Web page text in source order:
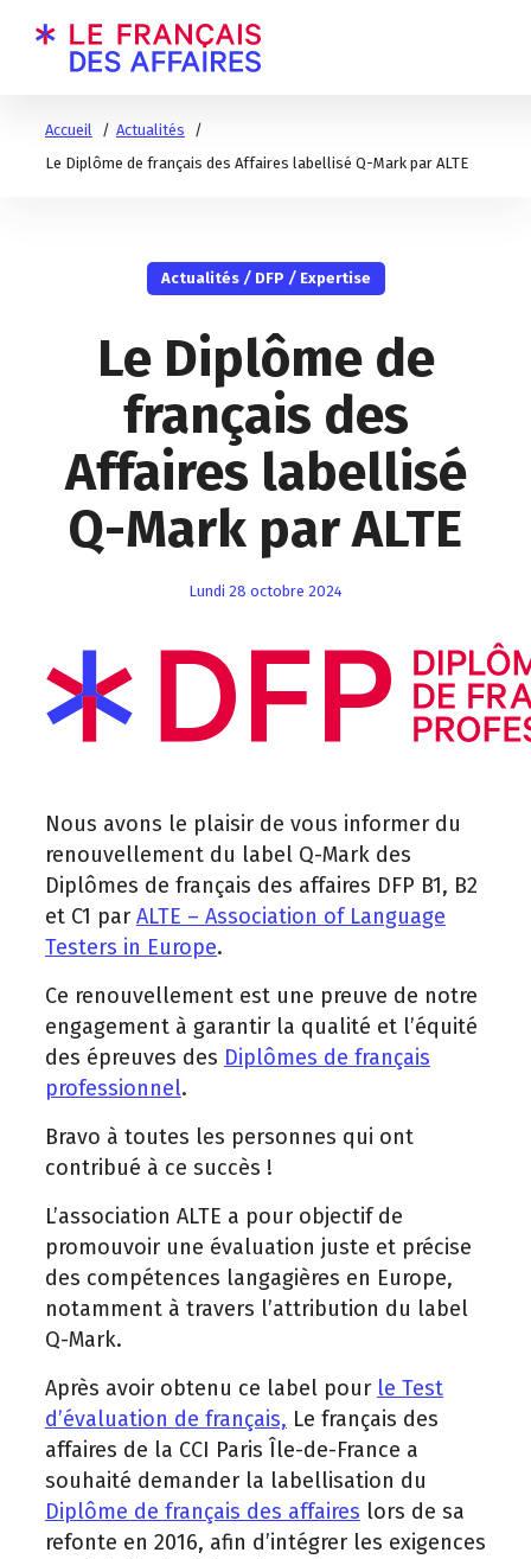
Accueil
Actualités
Le Diplôme de français des Affaires labellisé Q-Mark par ALTE
Actualités/ DFP / Expertise
Le Diplôme de
français des
Affaires labellisé
Q-Mark par ALTE
lundi 28 octobre 2024
Nous avons le plaisir de vous informer du
renouvellement du label Q-Mark des
Diplômes de français des affaires DFP B1, B2
et C1 par ALTE – Association of Language
Testers in Europe.
Ce renouvellement est une preuve de notre
engagement à garantir la qualité et l’équité
des épreuves des Diplômes de français
professionnel.
Bravo à toutes les personnes qui ont
contribué à ce succès !
L’association ALTE a pour objectif de
promouvoir une évaluation juste et précise
des compétences langagières en Europe,
notamment à travers l’attribution du label
Q-Mark.
Après avoir obtenu ce label pour le Test
d’évaluation de français, Le français des
affaires de la CCI Paris Île-de-France a
souhaité demander la labellisation du
Diplôme de français des affaires lors de sa
refonte en 2016, afin d’intégrer les exigences